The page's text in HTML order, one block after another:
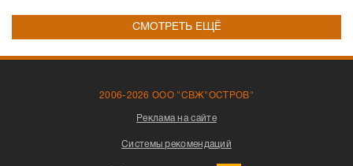
СМОТРЕТЬ ЕЩЁ
2006-2026 ООО "СВЖ"ОСТРОВ"
Реклама на сайте
Системы рекомендаций